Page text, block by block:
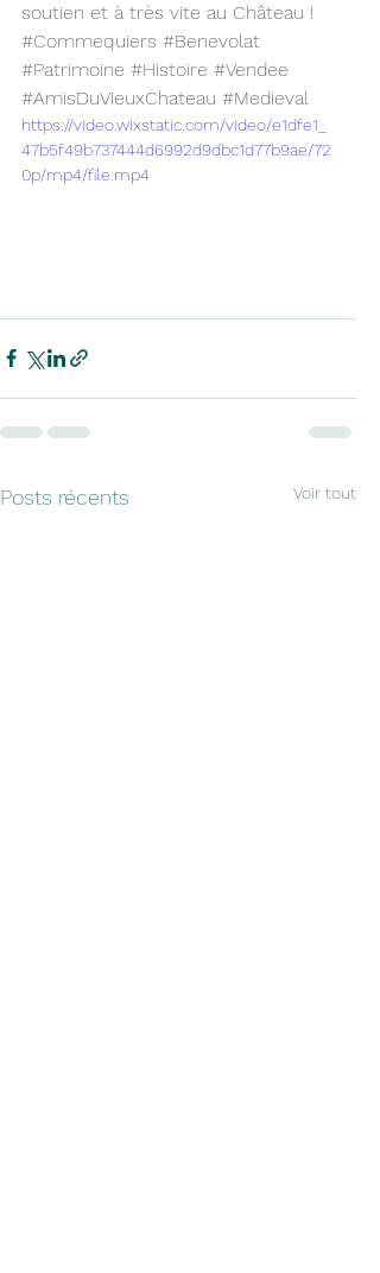
soutien et à très vite au Château !
#Commequiers #Benevolat
#Patrimoine #Histoire #Vendee
#AmisDuVieuxChateau #Medieval
https://video.wixstatic.com/video/e1dfe1_
47b5f49b737444d6992d9dbc1d77b9ae/72
0p/mp4/file.mp4
Posts récents Voir tout